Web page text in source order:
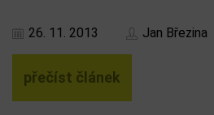
26. 11. 2013 Jan Březina
přečíst článek